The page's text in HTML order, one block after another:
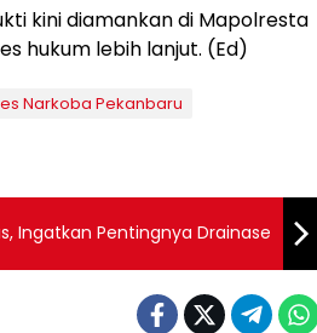
kini diamankan di Mapolresta
hukum lebih lanjut. (Ed)
Narkoba Pekanbaru
Ingatkan Pentingnya Drainase